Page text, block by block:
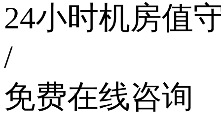
24小时机房值
/
免费在线咨询